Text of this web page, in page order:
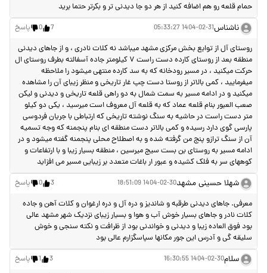
حمام قلعه رو هم اضافه کنید از هر دو جا دیدنی تر و بکرتر حتما برید
ناشناس1404-02-31 05:33:27
7
0 پاسخ
روستای آل از توابع بخش مرکزی مشهد میباشد نه کلات نادری ، و از جاهای دیدنی
منطقه بعد از روستای کارده دست راست ۷ کیلومتر جاده آسفالته بطرف روستای ال
حرکت میکنید ، در مسیر رودخانه که به سد کارده منتهی میشود را ملاحظه
میفرمایید ، کمی بالاتر از روستا دست چپ غار تاریخی و منظر زیبای آن را مشاهده
میکنید و در ادامه مسیر به سمت شمال به دو راهی قلعه تاریخی و دیدنی و لیکن
صعب العبور بنام قلعه عماد که به قلعه آل معروف است میرسید ، یکی دو کیلو
متر دست راست در حاشیه به سنگ نوشته تاریخی که ارتباطی با جریان فردوسی
پارسی گوی دارد رسیده و کمی بالاتر دست منطقه ای بنام پنجمنه که وجه تسمیه
آن از سنگ ترازو پنج من گرفته شده و به اصطلاح محلی پنجمنه گفته میشود و در
ادامه مسیر به روستای بن بست سیج میرسین ، منطقه بسیار زیبا و با ارتفاعات و
کوههای سر به فلک کشیده و عبور ار باغات متعدد بر زیبایی مسیر می افزاید
شهلا حسینی مشهد1404-02-30 18:51:09
3
0 پاسخ
معرفی. جاهای دیدنی طرقبه و شاندیز و دره آل و دره ارغوان و کلات آهن و جاده
کلات نادر و جاهای بسیار خوش آب و هوا و بسیار زیبای نزدیک شهر مشهد عالی
بود فوق العاده زیبا و دیدنی و خواندنی بود از ظرافت و نکته سنجی و خوش
سلیقه گی و آدرس این جور مکانها سپاسگزارم عالی بود
سلام1404-02-30 16:30:55
3
1 پاسخ